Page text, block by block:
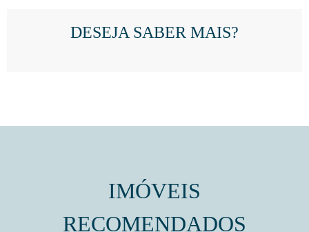
DESEJA SABER MAIS?
IMÓVEIS
RECOMENDADOS